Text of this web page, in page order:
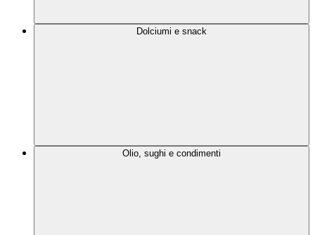
Dolciumi e snack
Olio, sughi e condimenti